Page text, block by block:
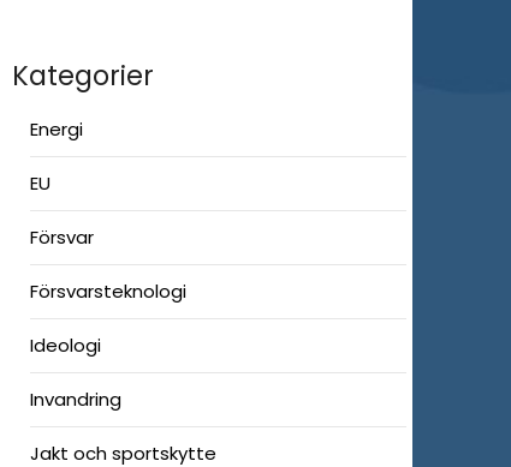
Kategorier
Energi
EU
Försvar
Försvarsteknologi
Ideologi
Invandring
Jakt och sportskytte